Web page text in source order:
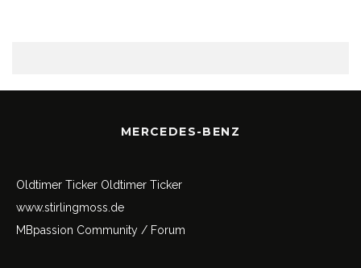
MERCEDES-BENZ
Oldtimer Ticker Oldtimer Ticker
www.stirlingmoss.de
MBpassion Community / Forum